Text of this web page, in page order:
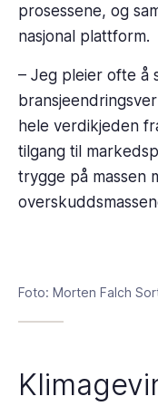
prosessene, og
nasjonal plattform.
– Jeg pleier ofte å
hele verdikjeden
tilgang til
trygge på massen
Foto: Morten Falch